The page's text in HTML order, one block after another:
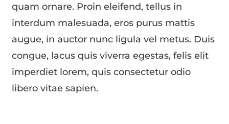
quam ornare. Proin eleifend, tellus in
interdum malesuada, eros purus mattis
augue, in auctor nunc ligula vel metus. Duis
congue, lacus quis viverra egestas, felis elit
imperdiet lorem, quis consectetur odio
libero vitae sapien.